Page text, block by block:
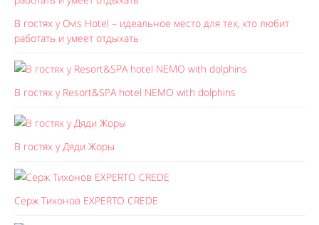
В гостях у Ovis Hotel – идеальное место для тех, кто любит
работать и умеет отдыхать
В гостях у Resort&SPA hotel NEMO with dolphins
В гостях у Дяди Жоры
Серж Тихонов EXPERTO CREDE